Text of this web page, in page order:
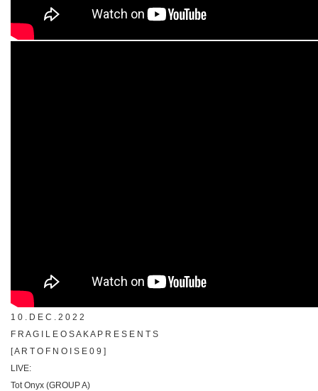
1 0 . D E C . 2 0 2 2
F R A G I L E O S A K A P R E S E N T S
[ A R T O F N O I S E 0 9 ]
LIVE:
Tot Onyx (GROUP A)